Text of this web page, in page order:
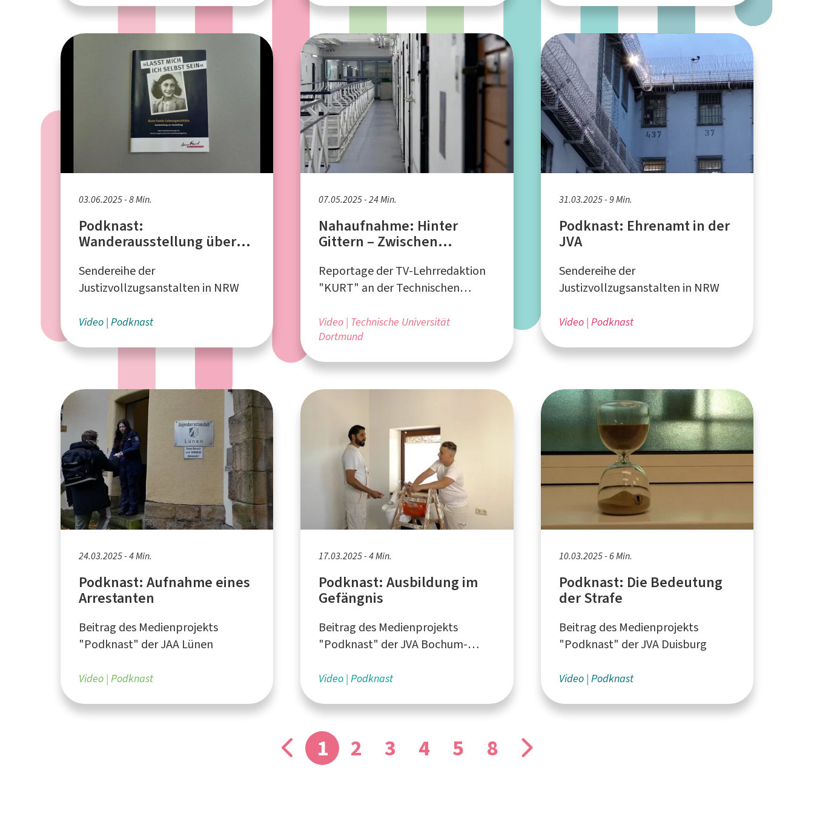
03.06.2025 - 8 Min.
Podknast:
Wanderausstellung über
Sendereihe der
Justizvollzugsanstalten in NRW
Video Podknast
07.05.2025 - 24 Min.
Nahaufnahme: Hinter
Gittern – Zwischen
Reportage der TV-Lehrredaktion
"KURT" an der Technischen
Video Technische Universität
Dortmund
31.03.2025 - 9 Min.
Podknast: Ehrenamt in der
JVA
Sendereihe der
Justizvollzugsanstalten in NRW
Video Podknast
24.03.2025 - 4 Min.
Podknast: Aufnahme eines
Arrestanten
Beitrag des Medienprojekts
"Podknast" der JAA Lünen
Video Podknast
17.03.2025 - 4 Min.
Podknast: Ausbildung im
Gefängnis
Beitrag des Medienprojekts
"Podknast" der JVA Bochum-
Video Podknast
10.03.2025 - 6 Min.
Podknast: Die Bedeutung
der Strafe
Beitrag des Medienprojekts
"Podknast" der JVA Duisburg
Video Podknast
1 2 3 4 5 8